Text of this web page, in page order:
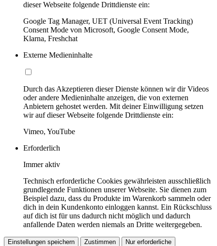
dieser Webseite folgende Drittdienste ein:
Google Tag Manager, UET (Universal Event Tracking)
Consent Mode von Microsoft, Google Consent Mode,
Klarna, Freshchat
Externe Medieninhalte
Durch das Akzeptieren dieser Dienste können wir dir Videos
oder andere Medieninhalte anzeigen, die von externen
Anbietern gehostet werden. Mit deiner Einwilligung setzen
wir auf dieser Webseite folgende Drittdienste ein:
Vimeo, YouTube
Erforderlich
Immer aktiv
Technisch erforderliche Cookies gewährleisten ausschließlich
grundlegende Funktionen unserer Webseite. Sie dienen zum
Beispiel dazu, dass du Produkte im Warenkorb sammeln oder
dich in dein Kundenkonto einloggen kannst. Ein Rückschluss
auf dich ist für uns dadurch nicht möglich und dadurch
anfallende Daten werden niemals an Dritte weitergegeben.
Einstellungen speichern Zustimmen Nur erforderliche